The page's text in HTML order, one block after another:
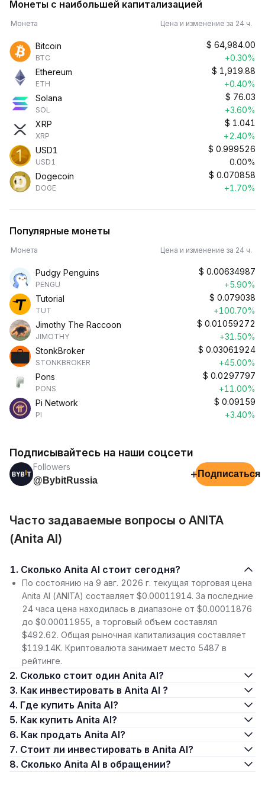
Монеты с наибольшей капитализацией
Монета Цена и изменение за 24 ч.
Bitcoin
BTC
$ 64,984.00
+0.30%
Ethereum
ETH
$ 1,919.88
+0.40%
Solana
SOL
$ 76.03
+3.60%
XRP
XRP
$ 1.041
+2.40%
USD1
USD1
$ 0.999526
0.00%
Dogecoin
DOGE
$ 0.070858
+1.70%
Популярные монеты
Монета Цена и изменение за 24 ч.
Pudgy Penguins
PENGU
$ 0.00634987
+5.90%
Tutorial
TUT
$ 0.079038
+100.70%
Jimothy The Raccoon
JIMOTHY
$ 0.01059272
+31.50%
StonkBroker
STONKBROKER
$ 0.03061924
+45.00%
Pons
PONS
$ 0.0297797
+11.00%
Pi Network
PI
$ 0.09159
+3.40%
Подписывайтесь на наши соцсети
Followers
@BybitRussia
+ Подписаться
Часто задаваемые вопросы о ANITA
(Anita AI)
1. Сколько Anita AI стоит сегодня?
По состоянию на 9 авг. 2026 г. текущая торговая цена
Anita AI (ANITA) составляет $0.00011914. За последние
24 часа цена находилась в диапазоне от $0.00011876
до $0.00011955, а торговый объем составлял
$492.62. Общая рыночная капитализация составляет
$119.14K. Криптовалюта занимает место 5487 в
рейтинге.
2. Сколько стоит один Anita AI?
3. Как инвестировать в Anita AI ?
4. Где купить Anita AI?
5. Как купить Anita AI?
6. Как продать Anita AI?
7. Стоит ли инвестировать в Anita AI?
8. Сколько Anita AI в обращении?